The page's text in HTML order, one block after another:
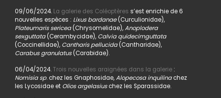
09/06/2024.La galerie des Coléoptères s’est enrichie de 6
nouvelles espèces : Lixus bardanae(Curculionidae),
Plateumaris sericea(Chrysomelidae),Anoplodera
sexguttata(Cerambycidae), Calvia quidecimguttata
(Coccinellidae), Cantharis pellucida(Cantharidae),
Carabus granulatus(Carabidae).
06/04/2024.Trois nouvelles araignées dans la galerie:
Nomisia sp. chez les Gnaphosidae,Alopecosa inquilinachez
les Lycosidae et Olios argelasiuschez les Sparassidae.